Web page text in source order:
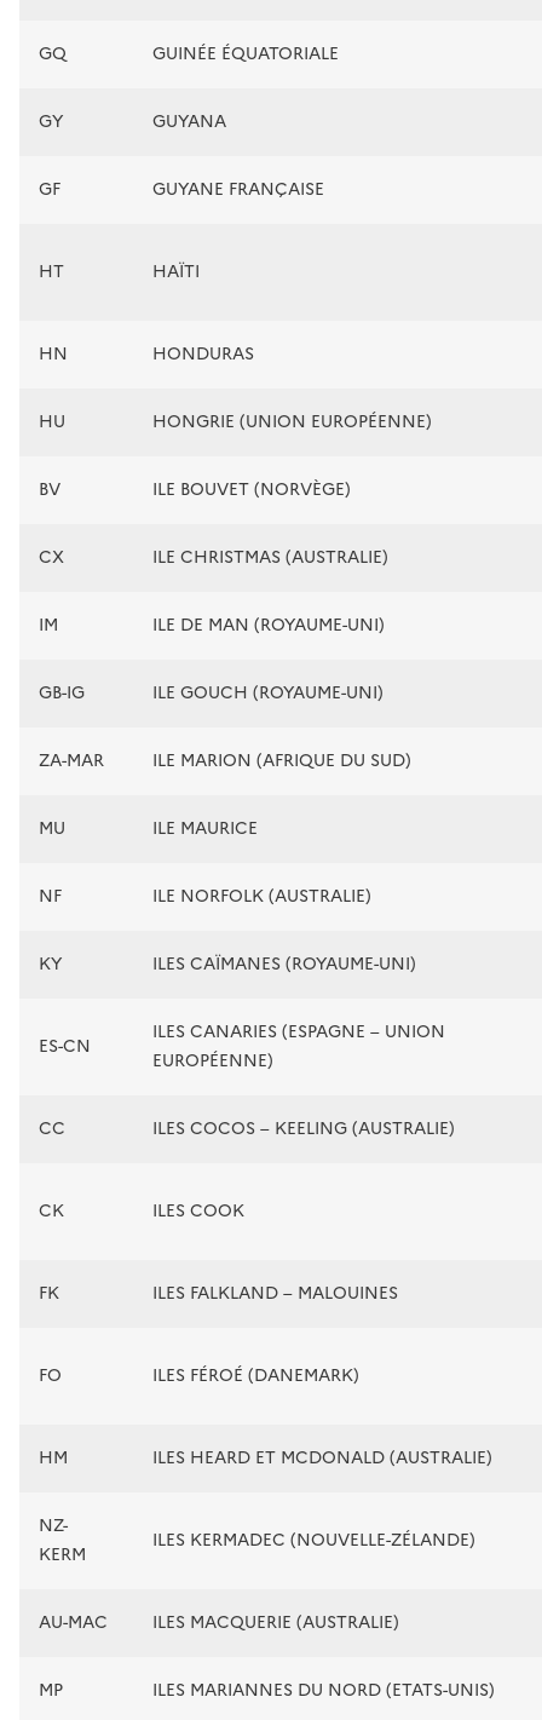
GQ GUINÉE ÉQUATORIALE
GY GUYANA
GF GUYANE FRANÇAISE
HT HAÏTI
HN HONDURAS
HU HONGRIE (UNION EUROPÉENNE)
BV ILE BOUVET (NORVÈGE)
CX ILE CHRISTMAS (AUSTRALIE)
IM ILE DE MAN (ROYAUME-UNI)
GB-IG ILE GOUCH (ROYAUME-UNI)
ZA-MAR ILE MARION (AFRIQUE DU SUD)
MU ILE MAURICE
NF ILE NORFOLK (AUSTRALIE)
KY ILES CAÏMANES (ROYAUME-UNI)
ES-CN
ILES CANARIES (ESPAGNE – UNION
EUROPÉENNE)
CC ILES COCOS – KEELING (AUSTRALIE)
CK ILES COOK
FK ILES FALKLAND – MALOUINES
FO ILES FÉROÉ (DANEMARK)
HM ILES HEARD ET MCDONALD (AUSTRALIE)
NZ-
KERM
ILES KERMADEC (NOUVELLE-ZÉLANDE)
AU-MAC ILES MACQUERIE (AUSTRALIE)
MP ILES MARIANNES DU NORD (ETATS-UNIS)